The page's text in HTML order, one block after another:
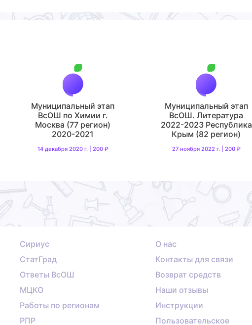
Муниципальный этап
ВсОШ по Химии г.
Москва (77 регион)
2020-2021
14 декабря 2020 г. | 200 ₽
Муниципальный этап
ВсОШ. Литература
2022-2023 Республика
Крым (82 регион)
27 ноября 2022 г. | 200 ₽
Сириус
СтатГрад
Ответы ВсОШ
МЦКО
Работы по регионам
РПР
О нас
Контакты для связи
Возврат средств
Наши отзывы
Инструкции
Пользовательское